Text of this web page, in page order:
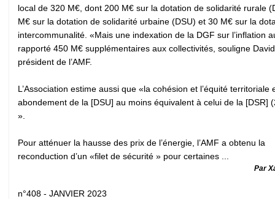
local de 320 M€, dont 200 M€ sur la dotation de solidarité rurale
M€ sur la dotation de solidarité urbaine (DSU) et 30 M€ sur la
intercommunalité. «Mais une indexation de la DGF sur l’inflation
rapporté 450 M€ supplémentaires aux collectivités, souligne
président de l’AMF.
L’Association estime aussi que «la cohésion et l’équité territoriale
abondement de la [DSU] au moins équivalent à celui de la [DSR]
».
Pour atténuer la hausse des prix de l’énergie, l’AMF a obtenu la
reconduction d’un «filet de sécurité » pour certaines ...
Par
n°408 - JANVIER 2023